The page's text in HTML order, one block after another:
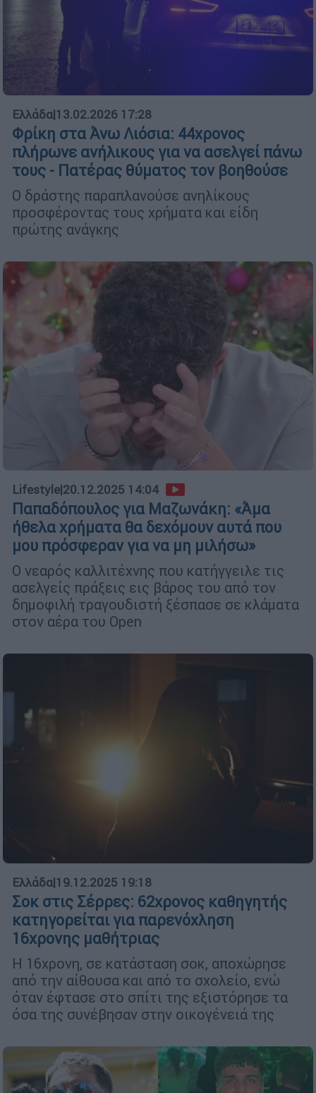
Ελλάδα|13.02.2026 17:28
Φρίκη στα Άνω Λιόσια: 44χρονος
πλήρωνε ανήλικους για να ασελγεί πάνω
τους - Πατέρας θύματος τον βοηθούσε
Ο δράστης παραπλανούσε ανηλίκους
προσφέροντας τους χρήματα και είδη
πρώτης ανάγκης
Lifestyle|20.12.2025 14:04
Παπαδόπουλος για Μαζωνάκη: «Άμα
ήθελα χρήματα θα δεχόμουν αυτά που
μου πρόσφεραν για να μη μιλήσω»
Ο νεαρός καλλιτέχνης που κατήγγειλε τις
ασελγείς πράξεις εις βάρος του από τον
δημοφιλή τραγουδιστή ξέσπασε σε κλάματα
στον αέρα του Open
Ελλάδα|19.12.2025 19:18
Σοκ στις Σέρρες: 62χρονος καθηγητής
κατηγορείται για παρενόχληση
16χρονης μαθήτριας
Η 16χρονη, σε κατάσταση σοκ, αποχώρησε
από την αίθουσα και από το σχολείο, ενώ
όταν έφτασε στο σπίτι της εξιστόρησε τα
όσα της συνέβησαν στην οικογένειά της